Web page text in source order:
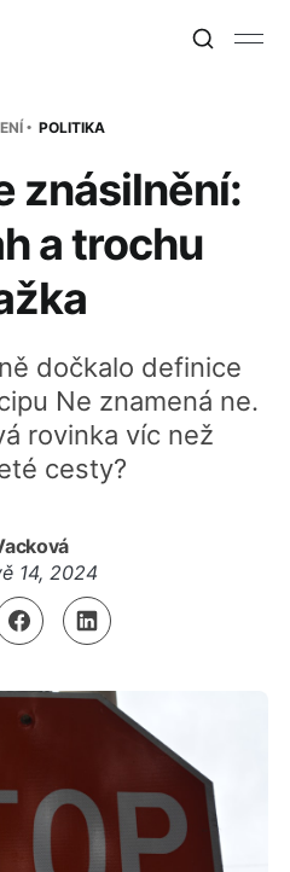
POLITIKA
znásilnění:
a trochu
dočkalo definice
Ne znamená ne.
rovinka víc než
cesty?
14, 2024